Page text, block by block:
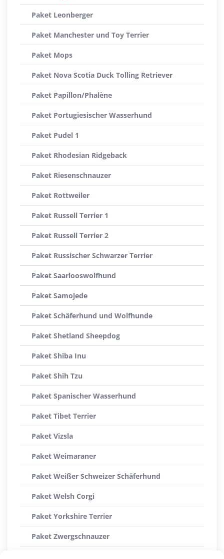
Paket Leonberger
Paket Manchester und Toy Terrier
Paket Mops
Paket Nova Scotia Duck Tolling Retriever
Paket Papillon/Phalène
Paket Portugiesischer Wasserhund
Paket Pudel 1
Paket Rhodesian Ridgeback
Paket Riesenschnauzer
Paket Rottweiler
Paket Russell Terrier 1
Paket Russell Terrier 2
Paket Russischer Schwarzer Terrier
Paket Saarlooswolfhund
Paket Samojede
Paket Schäferhund und Wolfhunde
Paket Shetland Sheepdog
Paket Shiba Inu
Paket Shih Tzu
Paket Spanischer Wasserhund
Paket Tibet Terrier
Paket Vizsla
Paket Weimaraner
Paket Weißer Schweizer Schäferhund
Paket Welsh Corgi
Paket Yorkshire Terrier
Paket Zwergschnauzer